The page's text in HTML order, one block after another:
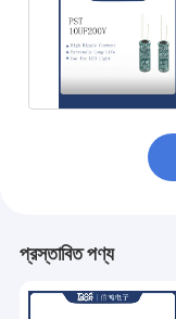
প্রস্তাবিত পণ্য